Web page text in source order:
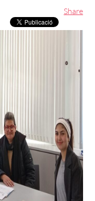
Share